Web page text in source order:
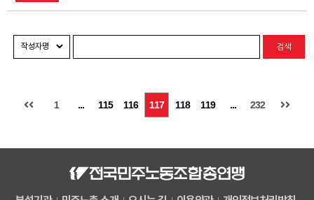
검색
1 ... 115 116 117 118 119 ... 232